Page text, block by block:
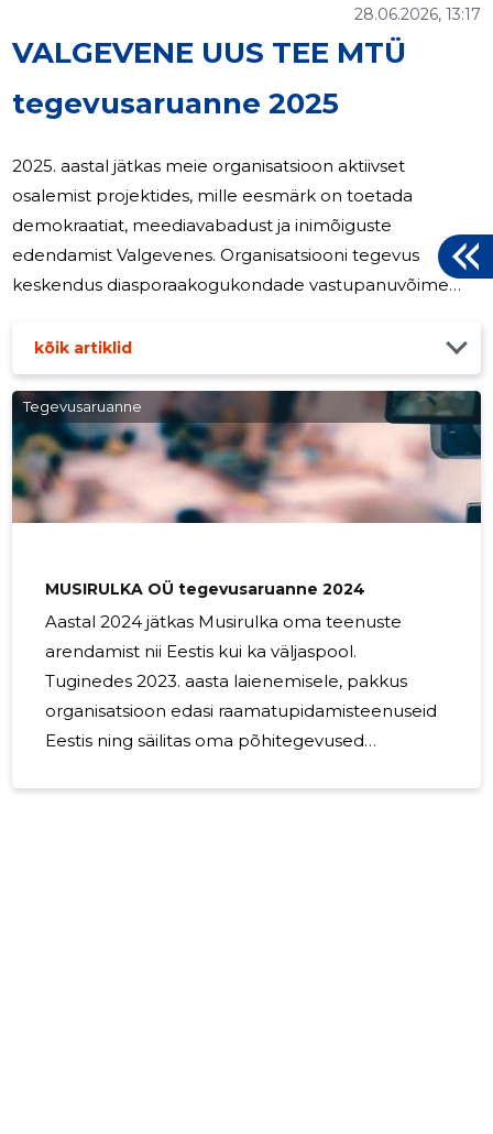
VALGEVENE UUS TEE MTÜ
tegevusaruanne 2025
28.06.2026, 13:17
2025. aastal jätkas meie organisatsioon aktiivset
osalemist projektides, mille eesmärk on toetada
demokraatiat, meediavabadust ja inimõiguste
edendamist Valgevenes. Organisatsiooni tegevus
keskendus diasporaakogukondade vastupanuvõime
võitlemisele Euroopa Liidus. Peamised tegevussuunad:
Valgevene diasporaa toetamine Eestis
kodanikuaktiivsuse ja huvikaitse kaudu. Valgevene ja
venekeelsete kogukondade vastu Eestis suunatud
vaenuliku militaristliku desinformatsiooni ja propaganda
tõkestamisele suunatud algatuste tugevdamine.
Sideme- ja
kõik artiklid
Tegevusaruanne
MUSIRULKA OÜ tegevusaruanne 2024
Aastal 2024 jätkas Musirulka oma teenuste
arendamist nii Eestis kui ka väljaspool.
Tuginedes 2023. aasta laienemisele, pakkus
organisatsioon edasi raamatupidamisteenuseid
Eestis ning säilitas oma põhitegevused